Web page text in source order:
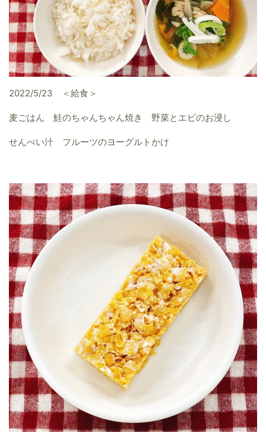
2022/5/23 ＜給食＞
麦ごはん 鮭のちゃんちゃん焼き 野菜とエビのお浸し
せんべい汁 フルーツのヨーグルトかけ